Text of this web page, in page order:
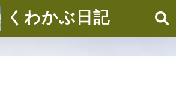
くわかぶ日記